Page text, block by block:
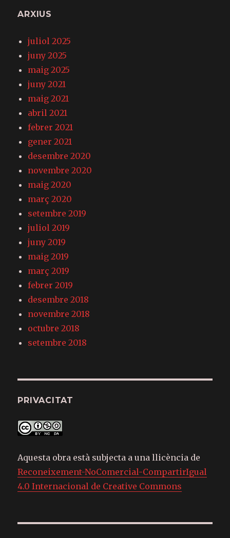
ARXIUS
juliol 2025
juny 2025
maig 2025
juny 2021
maig 2021
abril 2021
febrer 2021
gener 2021
desembre 2020
novembre 2020
maig 2020
març 2020
setembre 2019
juliol 2019
juny 2019
maig 2019
març 2019
febrer 2019
desembre 2018
novembre 2018
octubre 2018
setembre 2018
PRIVACITAT
Aquesta obra està subjecta a una llicència de
Reconeixement-NoComercial-CompartirIgual
4.0 Internacional de Creative Commons